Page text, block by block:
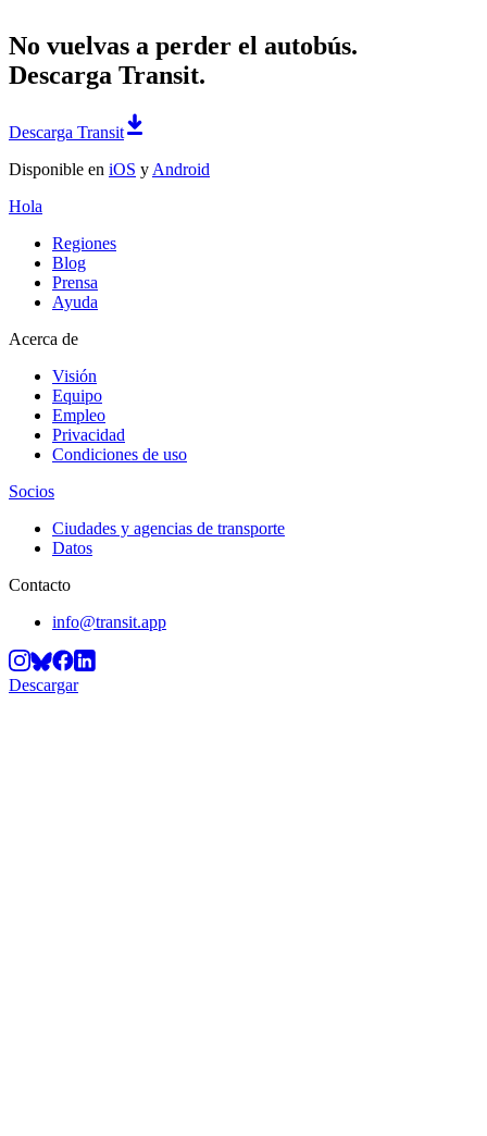
No vuelvas a perder el autobús.
Descarga Transit.
Descarga Transit
Disponible en iOS y Android
Hola
Regiones
Blog
Prensa
Ayuda
Acerca de
Visión
Equipo
Empleo
Privacidad
Condiciones de uso
Socios
Ciudades y agencias de transporte
Datos
Contacto
info@transit.app
Descargar